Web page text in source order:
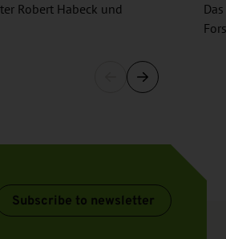
Robert Habeck und
Subscribe to newsletter